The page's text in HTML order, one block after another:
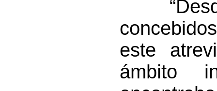
este
ámbito